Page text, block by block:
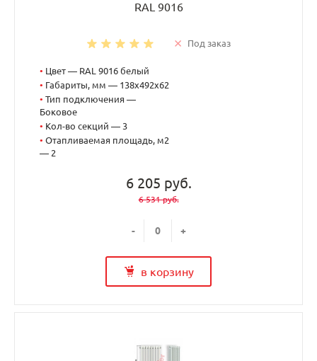
RAL 9016
Под заказ
• Цвет — RAL 9016 белый
• Габариты, мм — 138x492x62
• Тип подключения —
Боковое
• Кол-во секций — 3
• Отапливаемая площадь, м2
— 2
6 205 руб.
6 531 руб.
- +
в корзину